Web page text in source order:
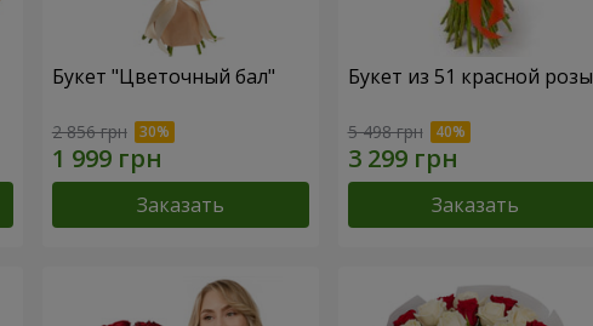
Букет "Цветочный бал"
2 856 грн
Заказать
Букет из 51 красной розы
5 498 грн
Заказать